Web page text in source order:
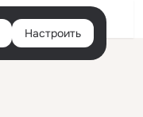
Настроить